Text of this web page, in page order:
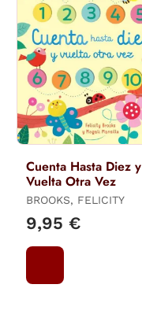
Cuenta Hasta Diez y
Vuelta Otra Vez
BROOKS, FELICITY
9,95 €